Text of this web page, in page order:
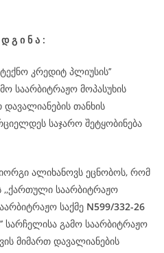
დ გ ი ნ ა :
კრედიტ პლიუსის’’
საარბიტრაჟო მოპასუხის
თანხის
საჯარო შეტყობინება
ალიხანოვს ეცნობოს, რომ
,,ქართული საარბიტრაჟო
საქმე N599/332-26
სარჩელისა გამო საარბიტრაჟო
მიმართ დავალიანების